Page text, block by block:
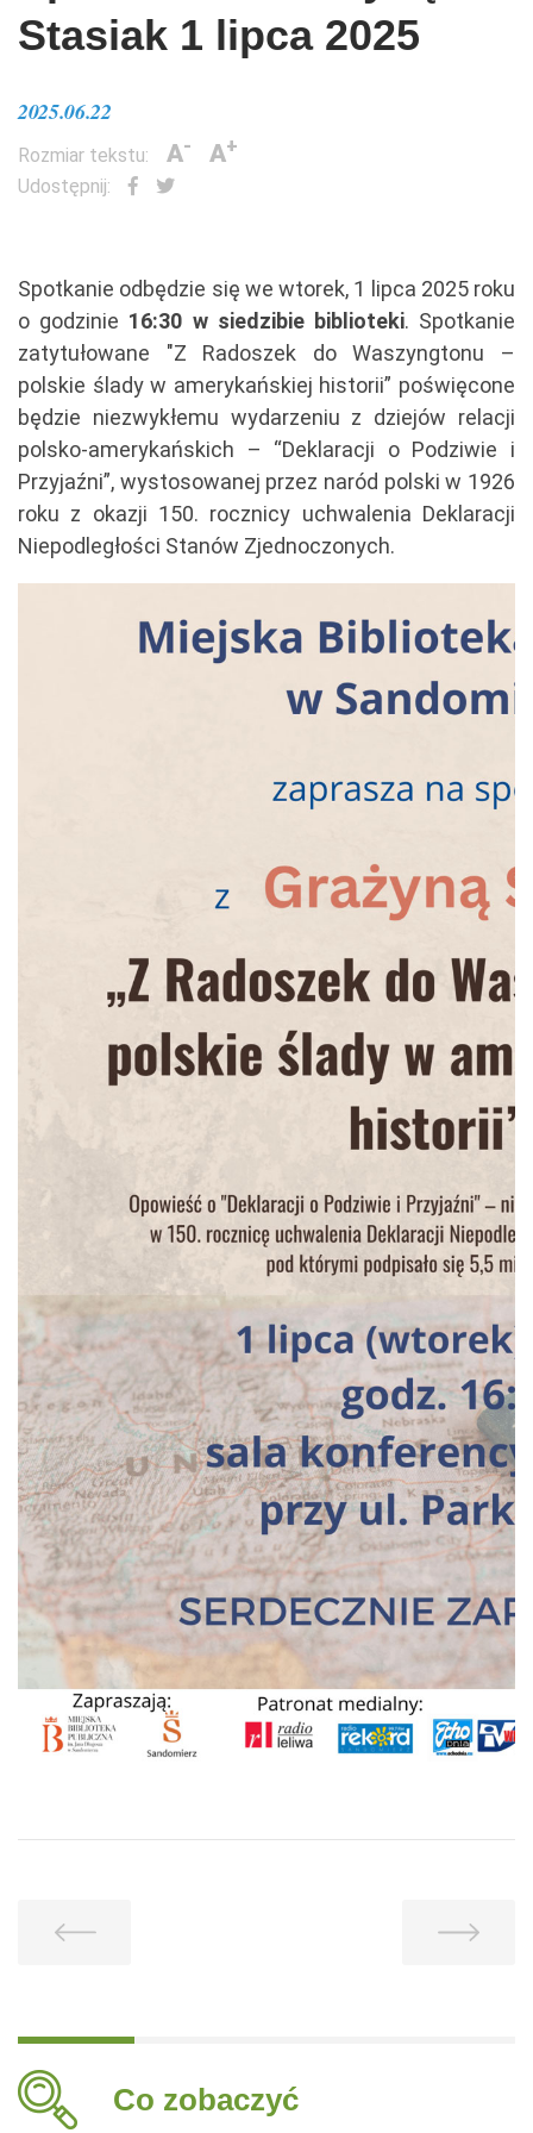
Stasiak 1 lipca 2025
2025.06.22
Rozmiar tekstu: A- A+
Udostępnij:
Spotkanie odbędzie się we wtorek, 1 lipca 2025 roku
o godzinie 16:30 w siedzibie biblioteki. Spotkanie
zatytułowane "Z Radoszek do Waszyngtonu –
polskie ślady w amerykańskiej historii” poświęcone
będzie niezwykłemu wydarzeniu z dziejów relacji
polsko-amerykańskich – “Deklaracji o Podziwie i
Przyjaźni”, wystosowanej przez naród polski w 1926
roku z okazji 150. rocznicy uchwalenia Deklaracji
Niepodległości Stanów Zjednoczonych.
Co zobaczyć